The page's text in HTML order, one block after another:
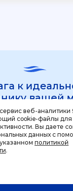
+7 (499) 444-
веб-аналитики
cookie-файлы для
Вы даете
данных с
политикой
.
к
вашей